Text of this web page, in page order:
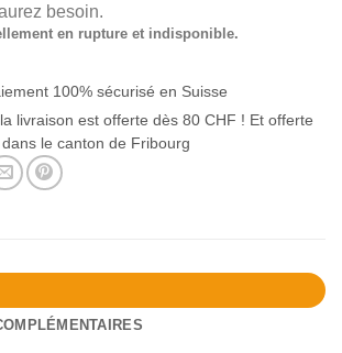
besoin.
en rupture et indisponible.
100% sécurisé en Suisse
livraison est offerte dès 80 CHF ! Et offerte
dans le canton de Fribourg